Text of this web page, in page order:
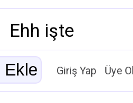
Ehh işte
Giriş Yap Üye Ol